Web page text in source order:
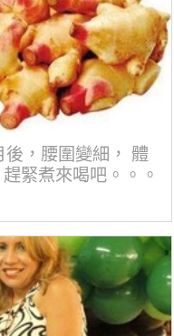
，腰圍變細， 體
緊煮來喝吧。。。